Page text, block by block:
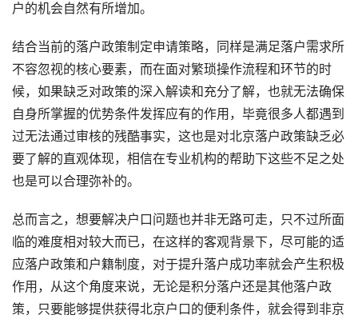
户的机会自然有所增加。
结合当前的落户政策制定申请策略，同样是满足落户需求所
不容忽视的核心要素，而在面对繁琐操作流程和环节的时
候，如果缺乏对政策的深入解读和充分了解，也就无法确保
自身所掌握的优势条件发挥应有的作用，毕竟很多人都遇到
过无法通过审核的残酷事实，这也是对北京落户政策缺乏必
要了解的直观体现，相信在专业机构的帮助下这些不足之处
也是可以合理弥补的。
总而言之，想要解决户口问题也并非无路可走，只不过所面
临的难度相对较大而已，在这样的客观背景下，尽可能的适
应落户政策和户籍制度，对于提升落户成功率就会产生积极
作用，从这个角度来说，无论是积分落户还是其他落户政
策，只要能够提供获得北京户口的便利条件，就会得到非京